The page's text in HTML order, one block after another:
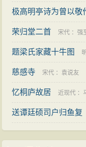
刘崧
极高明亭诗为曾以敬
荣归堂二首 宋代 ：强
题梁氏家藏十牛图
慈感寺 宋代 ： 袁说友
忆桐庐故居 近现代 ：
送谭廷硕司户归鱼复